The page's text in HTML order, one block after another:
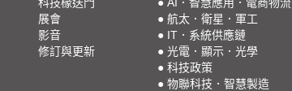
展會
影音
修訂與更新
● 航太．衛星．軍工
● IT．系統供應鏈
● 光電．顯示．光學
● 科技政策
● 物聯科技．智慧製造